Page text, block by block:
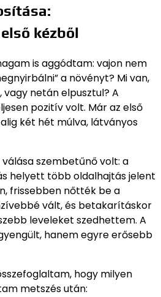
kézből
is aggódtam: vajon nem
a növényt? Mi van,
vagy netán elpusztul? A
pozitív volt. Már az első
két hét múlva, látványos
szembetűnő volt: a
helyett több oldalhajtás jelent
frissebben nőtték be a
vált, és betakarításkor
leveleket szedhettem. A
hanem egyre erősebb
hogy milyen
metszés után: